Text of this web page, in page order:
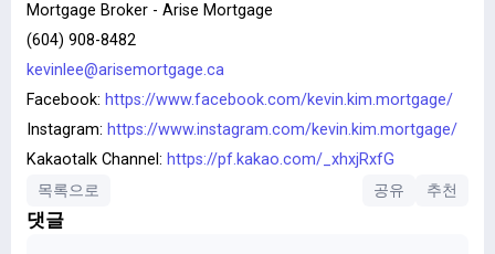
Mortgage Broker - Arise Mortgage
(604) 908-8482
kevinlee@arisemortgage.ca
Facebook: https://www.facebook.com/kevin.kim.mortgage/
Instagram: https://www.instagram.com/kevin.kim.mortgage/
Kakaotalk Channel: https://pf.kakao.com/_xhxjRxfG
목록으로
공유 추천
댓글